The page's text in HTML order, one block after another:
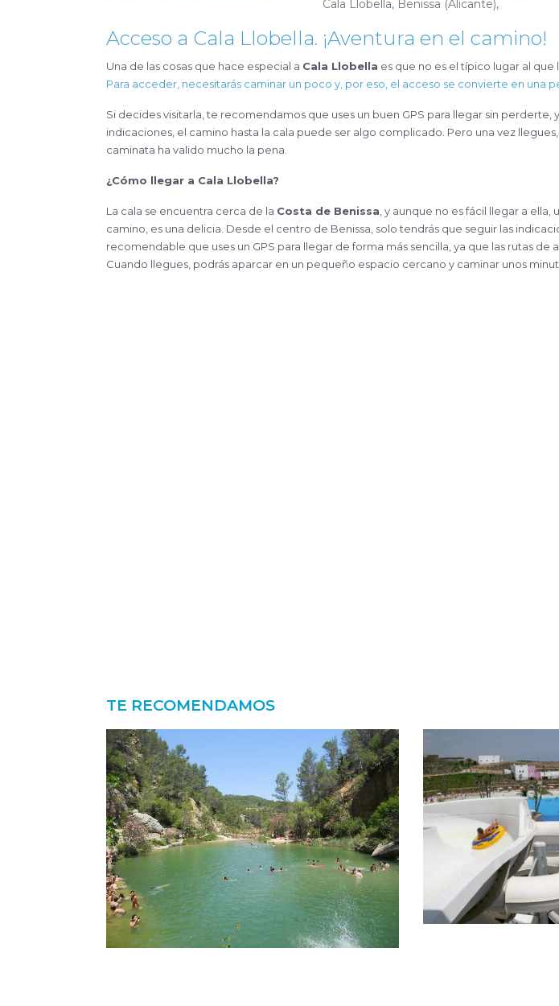
Cala Llobella, Benissa (Alicante),
Acceso a Cala Llobella. ¡Aventura en el camino!
Una de las cosas que hace especial a Cala Llobella es que no es el típico lugar al
Para acceder, necesitarás caminar un poco y, por eso, el acceso se convierte en una
Si decides visitarla, te recomendamos que uses un buen GPS para llegar sin perderte,
indicaciones, el camino hasta la cala puede ser algo complicado. Pero una vez
caminata ha valido mucho la pena.
¿Cómo llegar a Cala Llobella?
La cala se encuentra cerca de la Costa de Benissa , y aunque no es fácil llegar a
camino, es una delicia. Desde el centro de Benissa, solo tendrás que seguir las
recomendable que uses un GPS para llegar de forma más sencilla, ya que las rutas de
Cuando llegues, podrás aparcar en un pequeño espacio cercano y caminar unos
TE RECOMENDAMOS